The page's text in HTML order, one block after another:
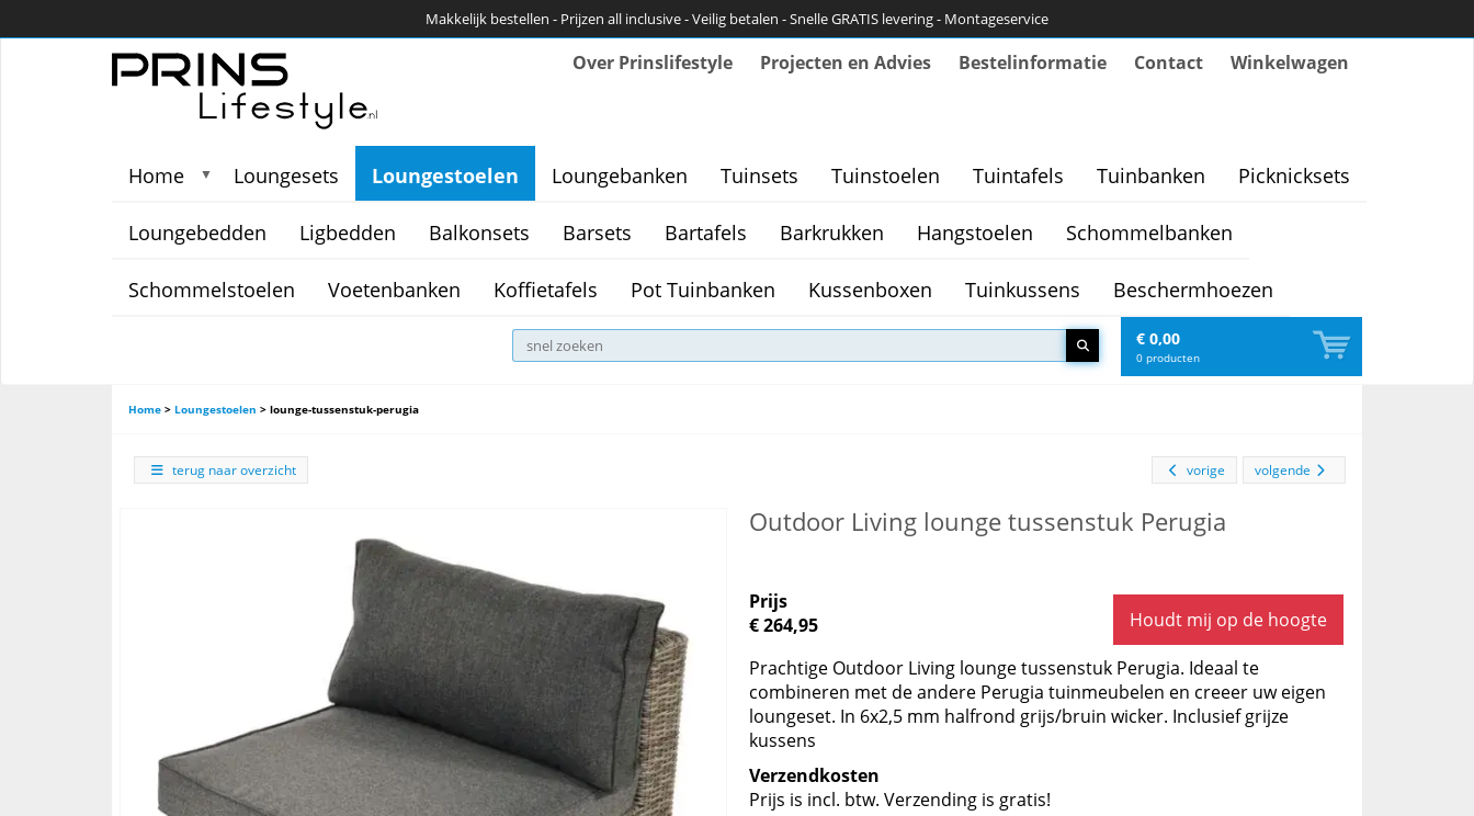
Makkelijk bestellen - Prijzen all inclusive - Veilig betalen - Snelle GRATIS levering - Montageservice
Over Prinslifestyle Projecten en Advies Bestelinformatie Contact Winkelwagen
Home ▼ Loungesets Loungestoelen Loungebanken Tuinsets Tuinstoelen Tuintafels Tuinbanken Picknicksets
Loungebedden Ligbedden Balkonsets Barsets Bartafels Barkrukken Hangstoelen Schommelbanken
Schommelstoelen Voetenbanken Koffietafels Pot Tuinbanken Kussenboxen Tuinkussens Beschermhoezen
€ 0,00
0 producten
Home > Loungestoelen > lounge-tussenstuk-perugia
terug naar overzicht volgende
vorige
Outdoor Living lounge tussenstuk Perugia
Prijs
€ 264,95
Houdt mij op de hoogte
Prachtige Outdoor Living lounge tussenstuk Perugia. Ideaal te
combineren met de andere Perugia tuinmeubelen en creeer uw eigen
loungeset. In 6x2,5 mm halfrond grijs/bruin wicker. Inclusief grijze
kussens
Verzendkosten
Prijs is incl. btw. Verzending is gratis!